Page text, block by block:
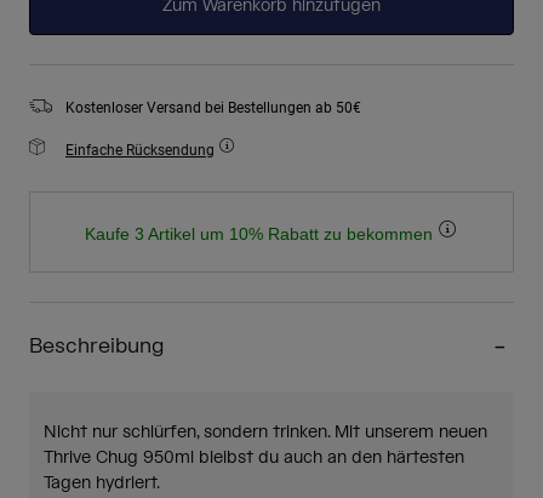
Zum Warenkorb hinzufügen
Kostenloser Versand bei Bestellungen ab 50€
Einfache Rücksendung
Kaufe 3 Artikel um 10% Rabatt zu bekommen
Beschreibung
Nicht nur schlürfen, sondern trinken. Mit unserem neuen
Thrive Chug 950ml bleibst du auch an den härtesten
Tagen hydriert.